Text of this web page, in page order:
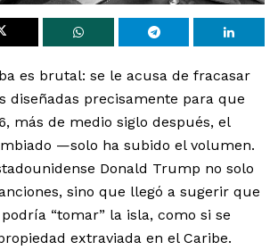
es brutal: se le acusa de fracasar
diseñadas precisamente para que
más de medio siglo después, el
—solo ha subido el volumen.
Donald Trump no solo
sino que llegó a sugerir que
“tomar” la isla, como si se
extraviada en el Caribe.